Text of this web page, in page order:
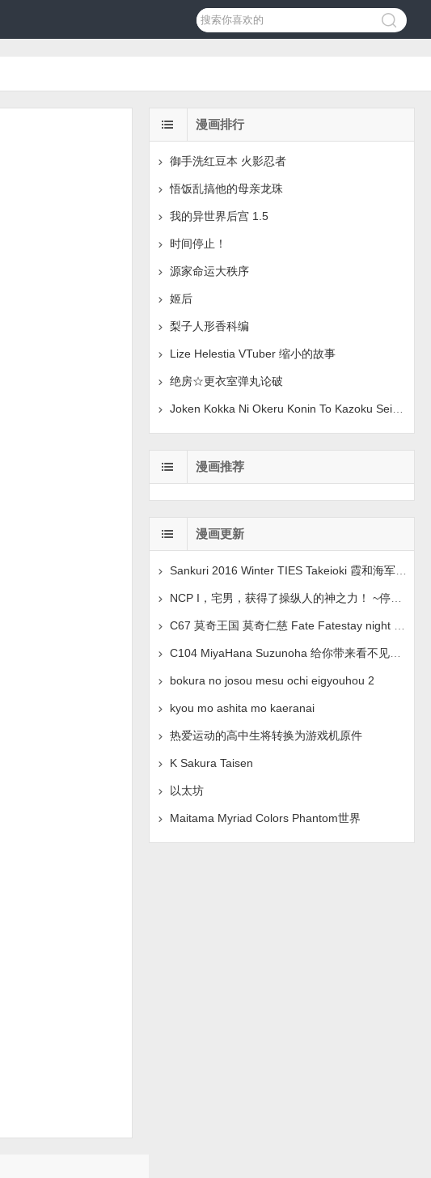
漫画排行
御手洗红豆本 火影忍者
悟饭乱搞他的母亲龙珠
我的异世界后宫 1.5
时间停止！
源家命运大秩序
姬后
梨子人形香科编
Lize Helestia VTuber 缩小的故事
绝房☆更衣室弹丸论破
Joken Kokka Ni Okeru Konin To Kazoku Seikatsu 原创
漫画推荐
漫画更新
Sankuri 2016 Winter TIES Takeioki 霞和海军上将假装
NCP I，宅男，获得了操纵人的神之力！ ~停止、操纵、情绪控
C104 MiyaHana Suzunoha 给你带来看不见的乐趣 蓝色档
bokura no josou mesu ochi eigyouhou 2
kyou mo ashita mo kaeranai
热爱运动的高中生将转换为游戏机原件
K Sakura Taisen
以太坊
Maitama Myriad Colors Phantom世界